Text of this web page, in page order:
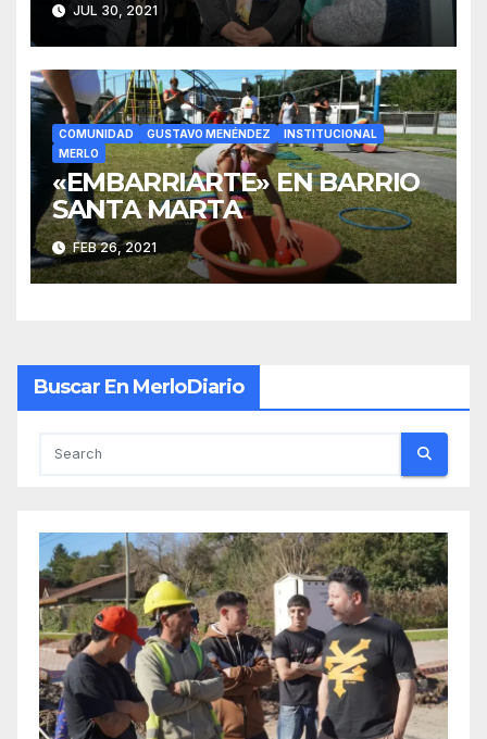
JUL 30, 2021
COMUNIDAD GUSTAVO MENÉNDEZ
INSTITUCIONAL
MERLO
«EMBARRIARTE» EN BARRIO
SANTA MARTA
FEB 26, 2021
Buscar En MerloDiario